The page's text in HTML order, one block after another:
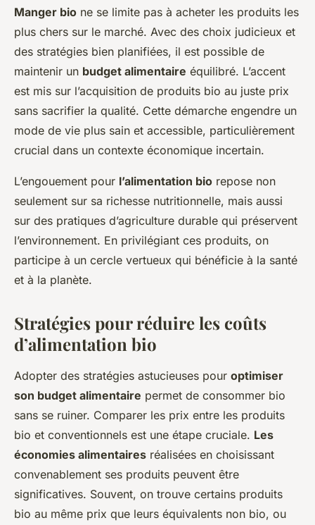
Manger bio ne se limite pas à acheter les produits les
plus chers sur le marché. Avec des choix judicieux et
des stratégies bien planifiées, il est possible de
maintenir un budget alimentaire équilibré. L’accent
est mis sur l’acquisition de produits bio au juste prix
sans sacrifier la qualité. Cette démarche engendre un
mode de vie plus sain et accessible, particulièrement
crucial dans un contexte économique incertain.
L’engouement pour l’alimentation bio repose non
seulement sur sa richesse nutritionnelle, mais aussi
sur des pratiques d’agriculture durable qui préservent
l’environnement. En privilégiant ces produits, on
participe à un cercle vertueux qui bénéfi­cie à la santé
et à la planète.
Stratégies pour réduire les coûts
d’alimentation bio
Adopter des stratégies astucieuses pour optimiser
son budget alimentaire permet de consommer bio
sans se ruiner. Comparer les prix entre les produits
bio et conventionnels est une étape cruciale. Les
économies alimentaires réalisées en choisissant
convenablement ses produits peuvent être
significatives. Souvent, on trouve certains produits
bio au même prix que leurs équivalents non bio, ou